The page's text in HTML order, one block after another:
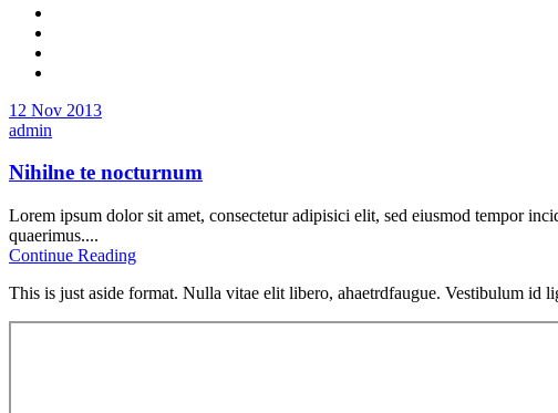
12 Nov 2013
admin
Nihilne te nocturnum
Lorem ipsum dolor sit amet, consectetur adipisici elit, sed eiusmod tempor
quaerimus....
Continue Reading
This is just aside format. Nulla vitae elit libero, ahaetrdfaugue. Vestibulum id